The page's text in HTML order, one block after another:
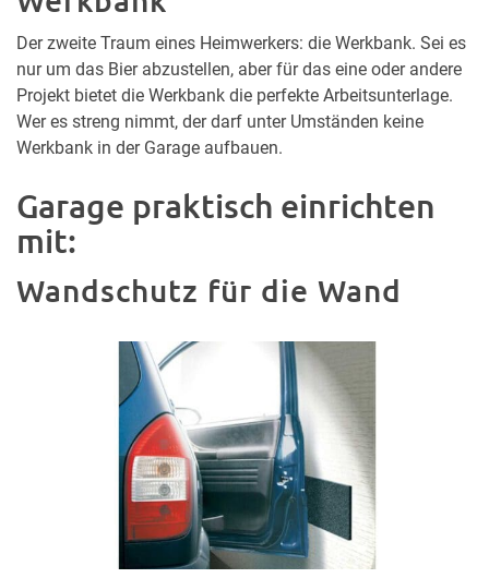
Der zweite Traum eines Heimwerkers: die Werkbank. Sei es
nur um das Bier abzustellen, aber für das eine oder andere
Projekt bietet die Werkbank die perfekte Arbeitsunterlage.
Wer es streng nimmt, der darf unter Umständen keine
Werkbank in der Garage aufbauen.
Garage praktisch einrichten
mit:
Wandschutz für die Wand